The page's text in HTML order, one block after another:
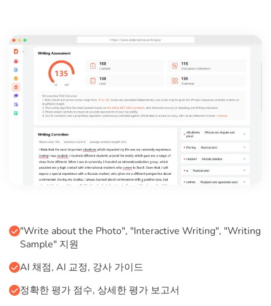
"Write about the Photo", "Interactive Writing", "Writing
Sample" 지원
AI 채점, AI 교정, 강사 가이드
정확한 평가 점수, 상세한 평가 보고서